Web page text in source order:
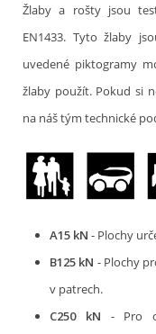
Žlaby a rošty jsou
EN1433. Tyto žlaby
uvedené piktogramy
žlaby použít. Pokud si
na náš tým technické
A15 kN - Plochy
B125 kN - Plochy
v patrech.
C250 kN - Pro